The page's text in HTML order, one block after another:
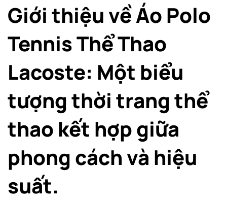
Giới thiệu về Áo Polo
Tennis Thể Thao
Lacoste: Một biểu
tượng thời trang thể
thao kết hợp giữa
phong cách và hiệu
suất.